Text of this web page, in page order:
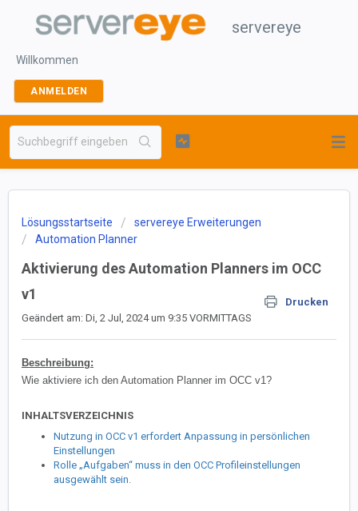
servereye
Willkommen
ANMELDEN
Lösungsstartseite
servereye Erweiterungen
Automation Planner
Aktivierung des Automation Planners im OCC
v1
Drucken
Geändert am: Di, 2 Jul, 2024 um 9:35 VORMITTAGS
Beschreibung:
Wie aktiviere ich den Automation Planner im OCC v1?
INHALTSVERZEICHNIS
Nutzung in OCC v1 erfordert Anpassung in persönlichen
Einstellungen
Rolle „Aufgaben“ muss in den OCC Profileinstellungen
ausgewählt sein.